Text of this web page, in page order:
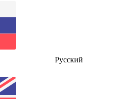
Русский